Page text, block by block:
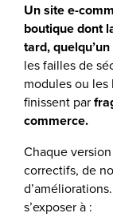
Un site e-
boutique dont
tard,
les failles de
modules ou les
finissent par
commerce.
Chaque
correctifs, de
s’exposer à :